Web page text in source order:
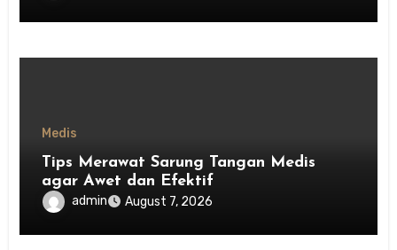
Medis
Tips Merawat Sarung Tangan Medis
agar Awet dan Efektif
admin August 7, 2026